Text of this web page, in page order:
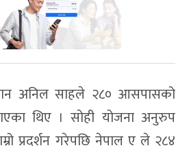
अनिल साहले २८० आसपासको
थिए । सोही योजना अनुरुप
प्रदर्शन गरेपछि नेपाल ए ले २८४